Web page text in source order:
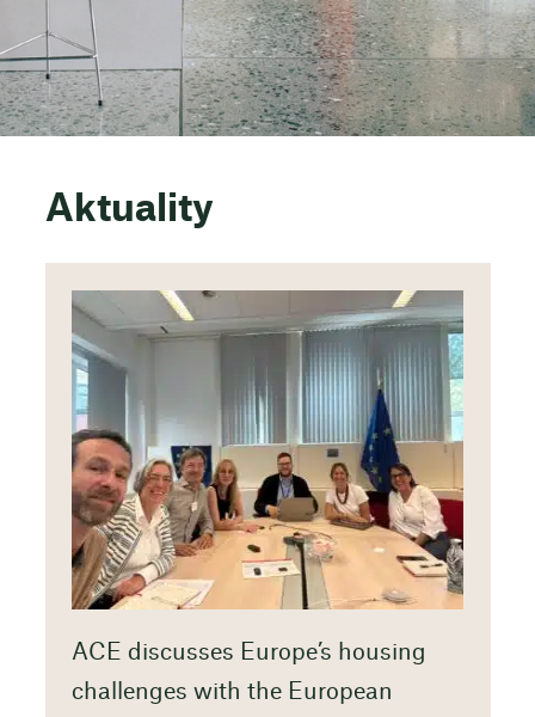
Aktuality
ACE discusses Europe’s housing
challenges with the European